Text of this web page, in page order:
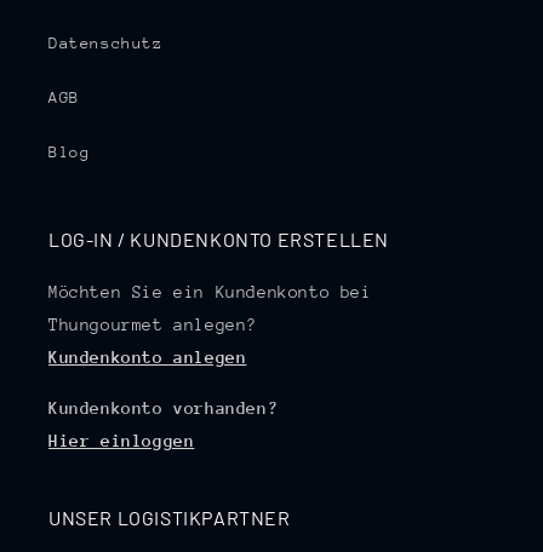
Datenschutz
AGB
Blog
LOG-IN / KUNDENKONTO ERSTELLEN
Möchten Sie ein Kundenkonto bei
Thungourmet anlegen?
Kundenkonto anlegen
Kundenkonto vorhanden?
Hier einloggen
UNSER LOGISTIKPARTNER